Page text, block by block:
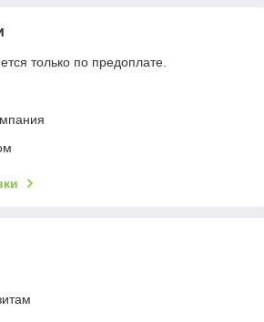
только по предоплате.